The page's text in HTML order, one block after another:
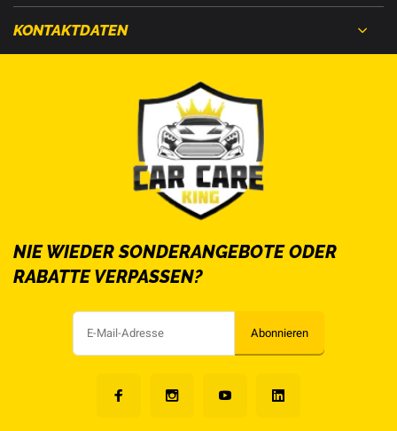
KONTAKTDATEN
NIE WIEDER SONDERANGEBOTE ODER
RABATTE VERPASSEN?
Abonnieren